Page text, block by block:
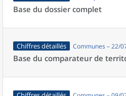
Base du dossier complet
Chiffres détaillés Communes – 22/
Base du comparateur de